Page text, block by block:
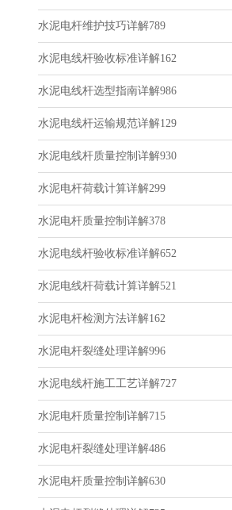
水泥电杆维护技巧详解789
水泥电线杆验收标准详解162
水泥电线杆选型指南详解986
水泥电线杆运输规范详解129
水泥电线杆质量控制详解930
水泥电杆荷载计算详解299
水泥电杆质量控制详解378
水泥电线杆验收标准详解652
水泥电线杆荷载计算详解521
水泥电杆检测方法详解162
水泥电杆裂缝处理详解996
水泥电线杆施工工艺详解727
水泥电杆质量控制详解715
水泥电杆裂缝处理详解486
水泥电杆质量控制详解630